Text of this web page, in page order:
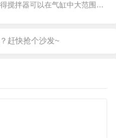
搅拌器可以在气缸中大范围地